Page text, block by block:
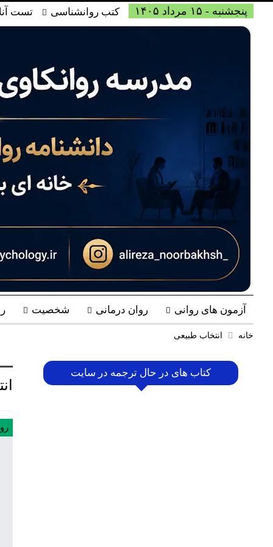
پنجشنبه - ۱۵ مرداد ۱۴۰۵ کتب روانشناسی تست
آزمون های روانی روان درمانی شخصیت
خانه انتخاب طبیعی
کتاب های در حال ترجمه در سایت